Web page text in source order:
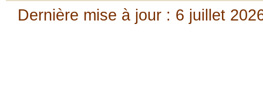
Dernière mise à jour : 6 juillet